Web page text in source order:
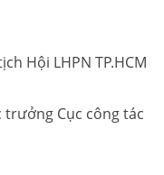
Hội LHPN TP.HCM
trưởng Cục công tác